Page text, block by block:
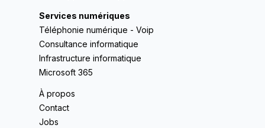
Services numériques
Téléphonie numérique - Voip
Consultance informatique
Infrastructure informatique
Microsoft 365
À propos
Contact
Jobs